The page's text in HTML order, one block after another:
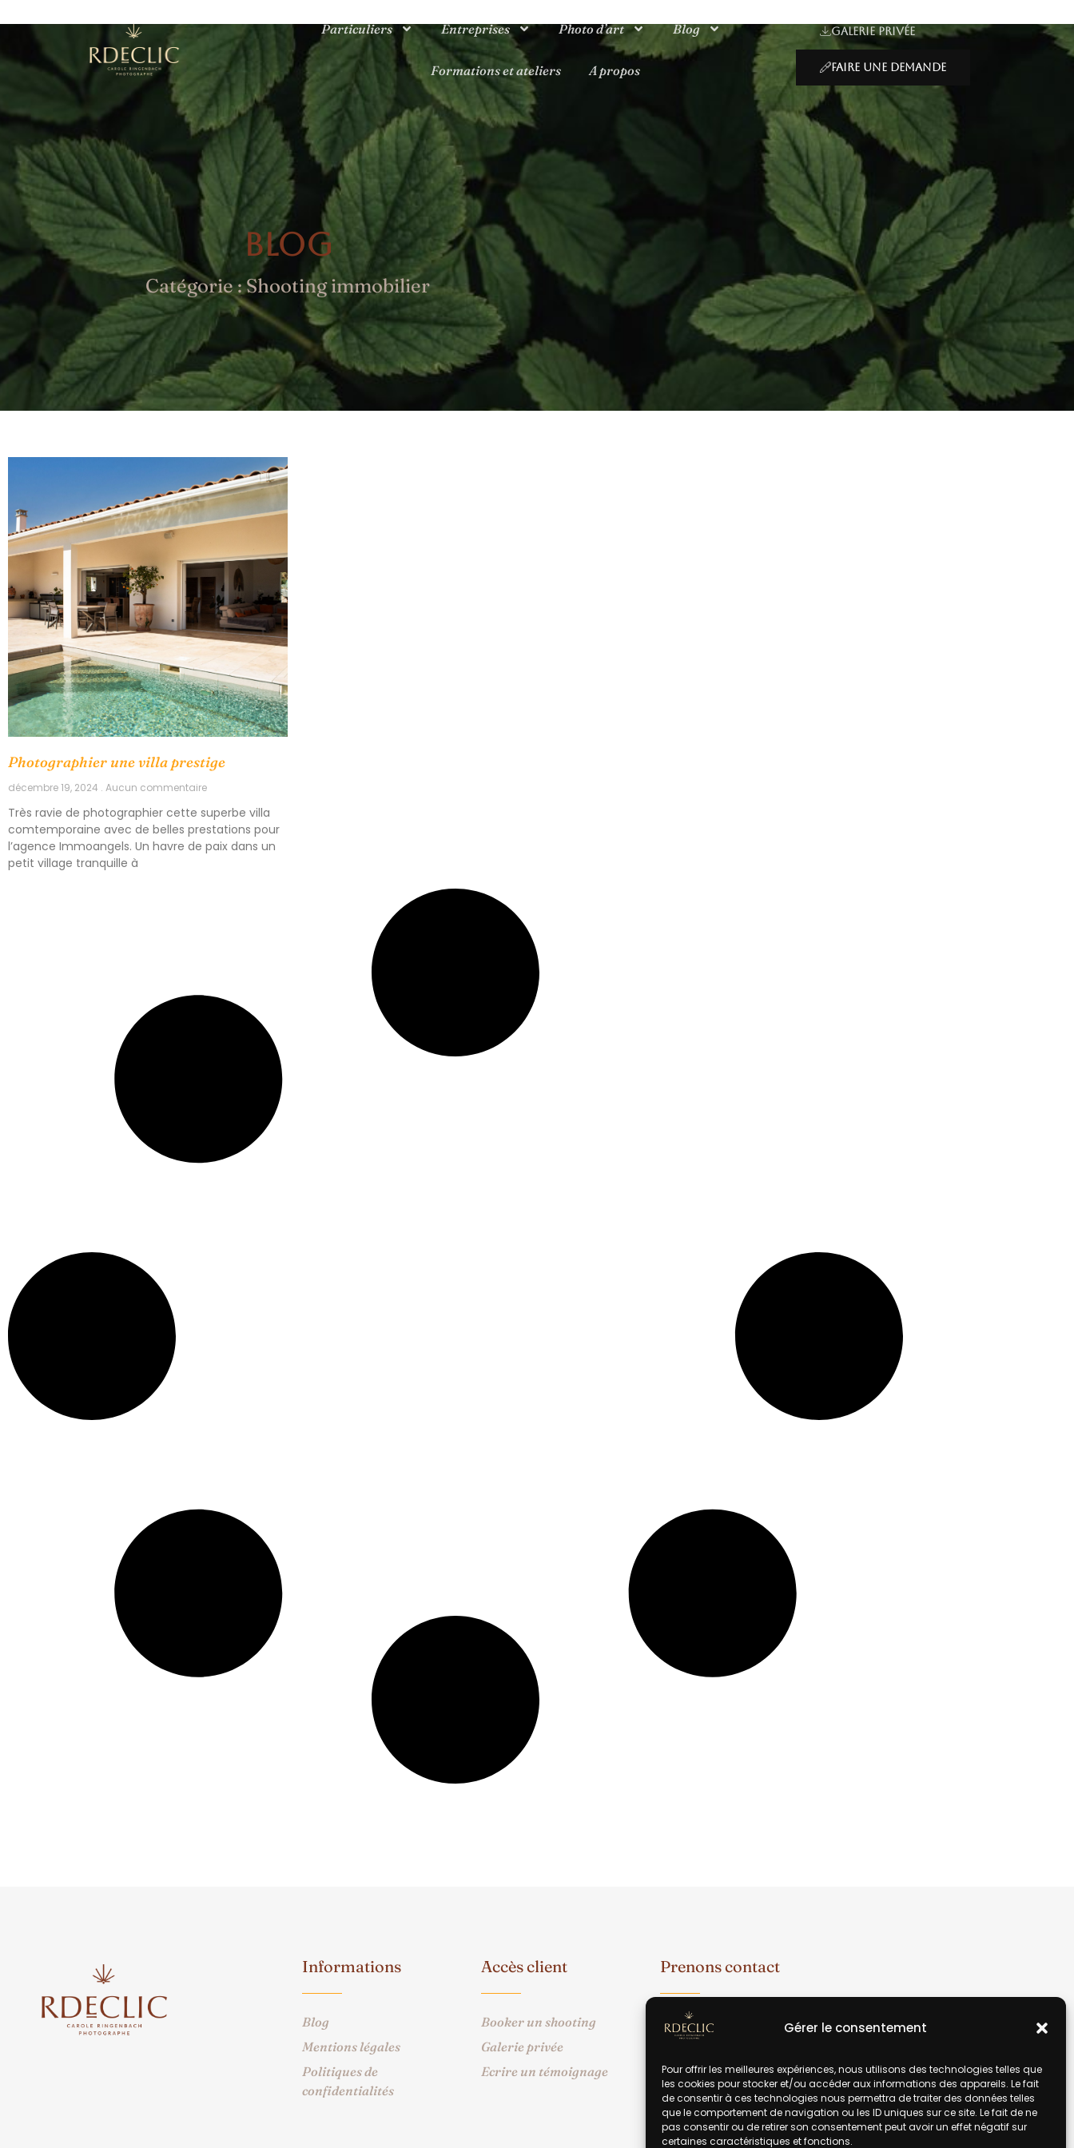
Gérer le consentement
Pour offrir les meilleures expériences, nous utilisons des technologies telles que
les cookies pour stocker et/ou accéder aux informations des appareils. Le fait
de consentir à ces technologies nous permettra de traiter des données telles
que le comportement de navigation ou les ID uniques sur ce site. Le fait de ne
pas consentir ou de retirer son consentement peut avoir un effet négatif sur
certaines caractéristiques et fonctions.
Particuliers Entreprises Photo d’art Blog
Formations et ateliers A propos
Galerie privée
Faire une demande
Blog
Catégorie : Shooting immobilier
Photographier une villa prestige
décembre 19, 2024 Aucun commentaire
Très ravie de photographier cette superbe villa
comtemporaine avec de belles prestations pour
l’agence Immoangels. Un havre de paix dans un
petit village tranquille à
Informations
Blog
Mentions légales
Politiques de
confidentialités
Accès client
Booker un shooting
Galerie privée
Ecrire un témoignage
Prenons contact
06 14 70 49 67